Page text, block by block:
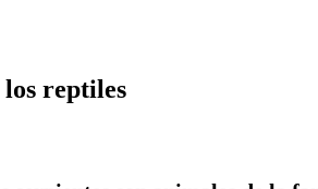
los reptiles